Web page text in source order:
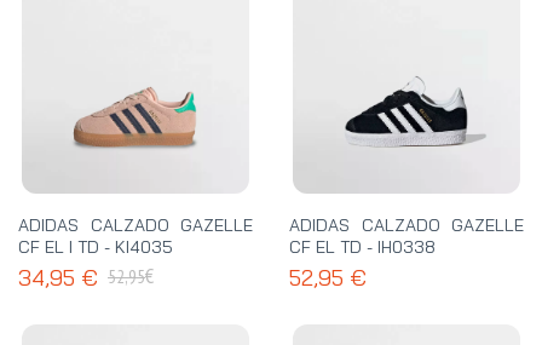
ADIDAS CALZADO GAZELLE
CF EL I TD - KI4035
34,95 € 52,95€
ADIDAS CALZADO GAZELLE
CF EL TD - IH0338
52,95 €